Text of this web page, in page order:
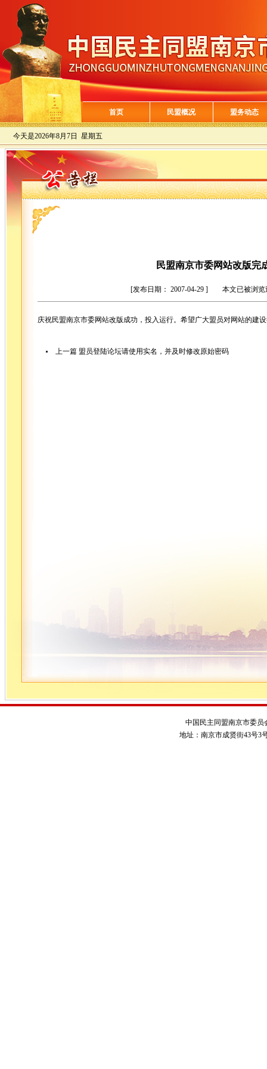
首页 民盟概况 盟务动态
今天是2026年8月7日 星期五
民盟南京市委网站改版完
[发布日期： 2007-04-29 ] 本文已被浏
庆祝民盟南京市委网站改版成功，投入运行。希望广大盟员对网站的建
上一篇 盟员登陆论坛请使用实名，并及时修改原始密码
中国民主同盟南京市委员
地址：南京市成贤街43号3